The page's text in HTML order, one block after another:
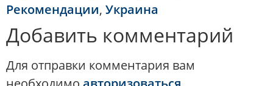
Рекомендации, Украина
Добавить комментарий
Для отправки комментария вам